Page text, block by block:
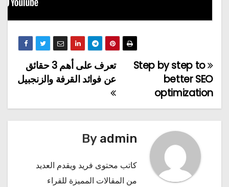
تصفّح
المقالات
تعرف على أهم 3 حقائق
عن فوائد القرفة والزنجبيل
Step by step to
better SEO
optimization
By admin
كاتب محتوى فريد ويقدم العديد
من المقالات المميزة للقراء